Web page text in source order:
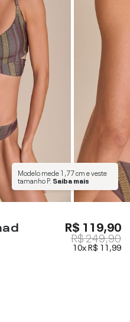
Modelo mede1,77 cme veste
tamanhoP. Saiba mais
R$ 119,90
R$ 249,90
10xR$ 11,99